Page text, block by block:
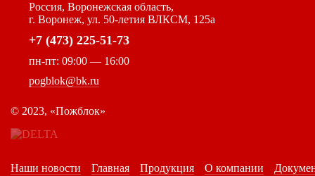
Россия, Воронежская область,
г. Воронеж, ул. 50-летия ВЛКСМ, 125а
+7 (473) 225-51-73
пн-пт: 09:00 — 16:00
pogblok@bk.ru
© 2023, «Пожблок»
Наши новости Главная Продукция О компании